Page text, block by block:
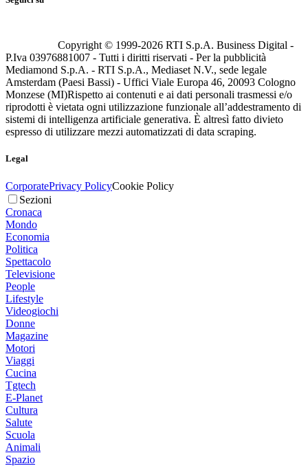
Copyright © 1999-2026 RTI S.p.A. Business Digital -
P.Iva 03976881007 - Tutti i diritti riservati - Per la pubblicità
Mediamond S.p.A. - RTI S.p.A., Mediaset N.V., sede legale
Amsterdam (Paesi Bassi) - Uffici Viale Europa 46, 20093 Cologno
Monzese (MI)Rispetto ai contenuti e ai dati personali trasmessi e/o
riprodotti è vietata ogni utilizzazione funzionale all’addestramento di
sistemi di intelligenza artificiale generativa. È altresì fatto divieto
espresso di utilizzare mezzi automatizzati di data scraping.
Legal
CorporatePrivacy PolicyCookie Policy
Sezioni
Cronaca
Mondo
Economia
Politica
Spettacolo
Televisione
People
Lifestyle
Videogiochi
Donne
Magazine
Motori
Viaggi
Cucina
Tgtech
E-Planet
Cultura
Salute
Scuola
Animali
Spazio